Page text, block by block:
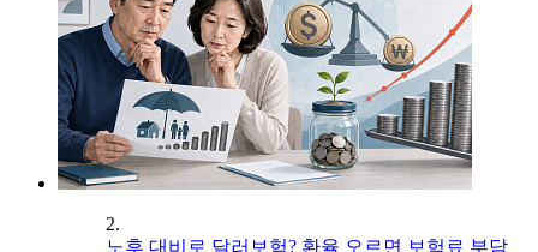
2.
노후 대비로 달러보험? 환율 오르면 보험료 부담